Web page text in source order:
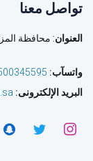
تواصل معنا
العنوان: محافظة
واتسآب:
البريد الإلكترونى: